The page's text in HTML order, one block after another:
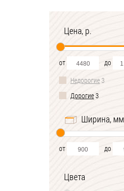
Цена, р.
от
до
Недорогие3
Дорогие3
Ширина, мм
от до
Цвета